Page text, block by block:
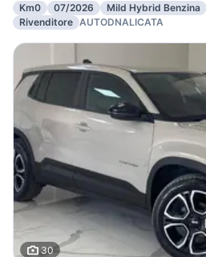
Km0
07/2026 Mild Hybrid Benzina
Rivenditore AUTODNALICATA
30